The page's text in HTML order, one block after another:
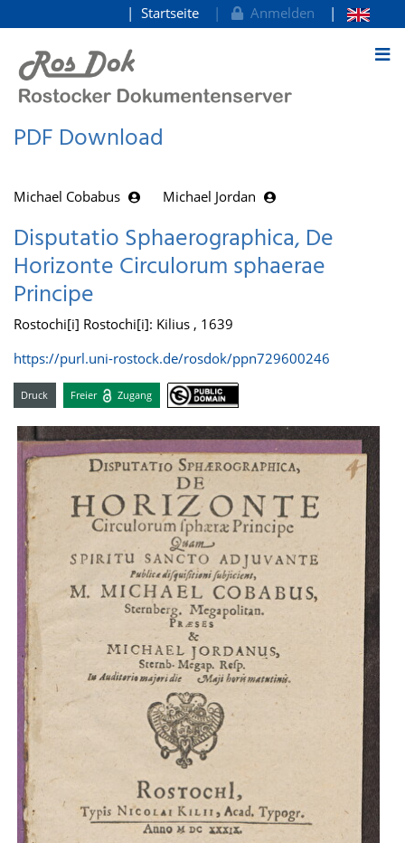
zum Inhalt
Startseite Anmelden
PDF Download
Michael Cobabus Michael Jordan
Disputatio Sphaerographica, De
Horizonte Circulorum sphaerae
Principe
Rostochi[i] Rostochi[i]: Kilius , 1639
https://purl.uni-rostock.de/rosdok/ppn729600246
Druck Freier Zugang